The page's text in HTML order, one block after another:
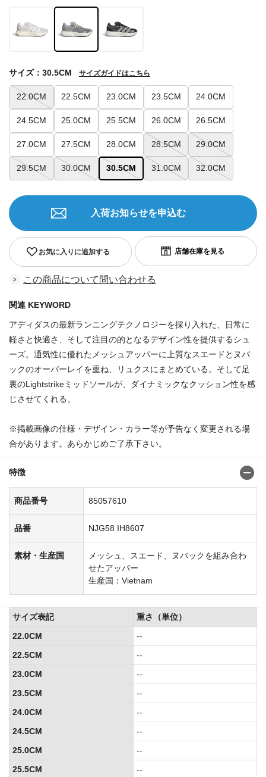
22.0CM 22.5CM 23.0CM 23.5CM 24.0CM
24.5CM 25.0CM 25.5CM 26.0CM 26.5CM
27.0CM 27.5CM 28.0CM 28.5CM 29.0CM
29.5CM 30.0CM 30.5CM 31.0CM 32.0CM
サイズ：30.5CM サイズガイドはこちら
お気に入りに追加する
入荷お知らせを申込む
この商品について問い合わせる
関連 KEYWORD
アディダスの最新ランニングテクノロジーを採り入れた、日常に
軽さと快適さ、そして注目の的となるデザイン性を提供するシュ
ーズ。通気性に優れたメッシュアッパーに上質なスエードとヌバ
ックのオーバーレイを重ね、リュクスにまとめている。そして足
裏のLightstrikeミッドソールが、ダイナミックなクッション性を感
じさせてくれる。
※掲載画像の仕様・デザイン・カラー等が予告なく変更される場
合があります。あらかじめご了承下さい。
特徴
商品番号 85057610
品番 NJG58 IH8607
素材・生産国
メッシュ、スエード、ヌバックを組み合わ
せたアッパー
生産国：Vietnam
サイズ表記
重さ（単位）
22.0CM
--
22.5CM
--
23.0CM
--
23.5CM
--
24.0CM
--
24.5CM
--
25.0CM
--
25.5CM
--